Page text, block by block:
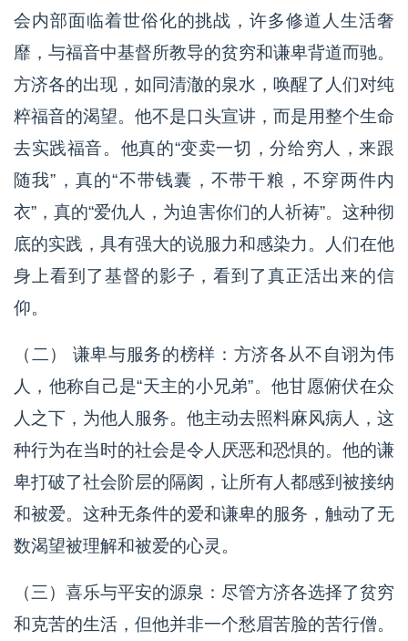
会内部面临着世俗化的挑战，许多修道人生活奢
靡，与福音中基督所教导的贫穷和谦卑背道而驰。
方济各的出现，如同清澈的泉水，唤醒了人们对纯
粹福音的渴望。他不是口头宣讲，而是用整个生命
去实践福音。他真的“变卖一切，分给穷人，来跟
随我”，真的“不带钱囊，不带干粮，不穿两件内
衣”，真的“爱仇人，为迫害你们的人祈祷”。这种彻
底的实践，具有强大的说服力和感染力。人们在他
身上看到了基督的影子，看到了真正活出来的信
仰。
（二） 谦卑与服务的榜样：方济各从不自诩为伟
人，他称自己是“天主的小兄弟”。他甘愿俯伏在众
人之下，为他人服务。他主动去照料麻风病人，这
种行为在当时的社会是令人厌恶和恐惧的。他的谦
卑打破了社会阶层的隔阂，让所有人都感到被接纳
和被爱。这种无条件的爱和谦卑的服务，触动了无
数渴望被理解和被爱的心灵。
（三）喜乐与平安的源泉：尽管方济各选择了贫穷
和克苦的生活，但他并非一个愁眉苦脸的苦行僧。